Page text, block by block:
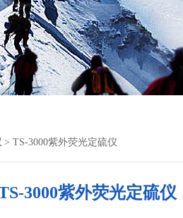
> TS-3000紫外荧光定硫仪
3000紫外荧光定硫仪